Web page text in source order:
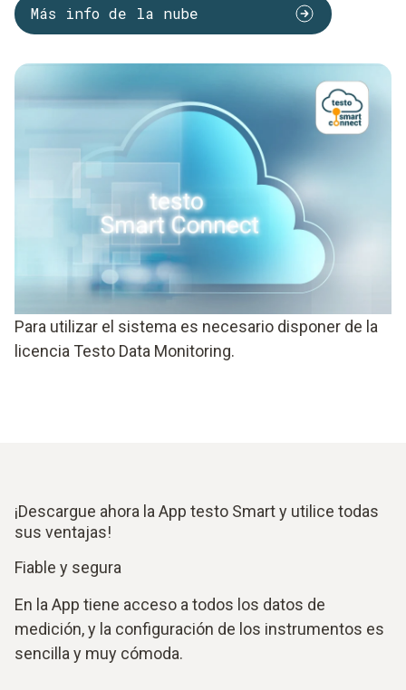
Más info de la nube
Para utilizar el sistema es necesario disponer de la
licencia Testo Data Monitoring.
¡Descargue ahora la App testo Smart y utilice todas
sus ventajas!
Fiable y segura
En la App tiene acceso a todos los datos de
medición, y la configuración de los instrumentos es
sencilla y muy cómoda.